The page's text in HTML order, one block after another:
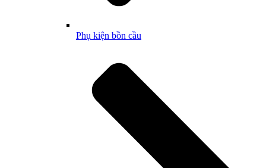
Phụ kiện bồn cầu